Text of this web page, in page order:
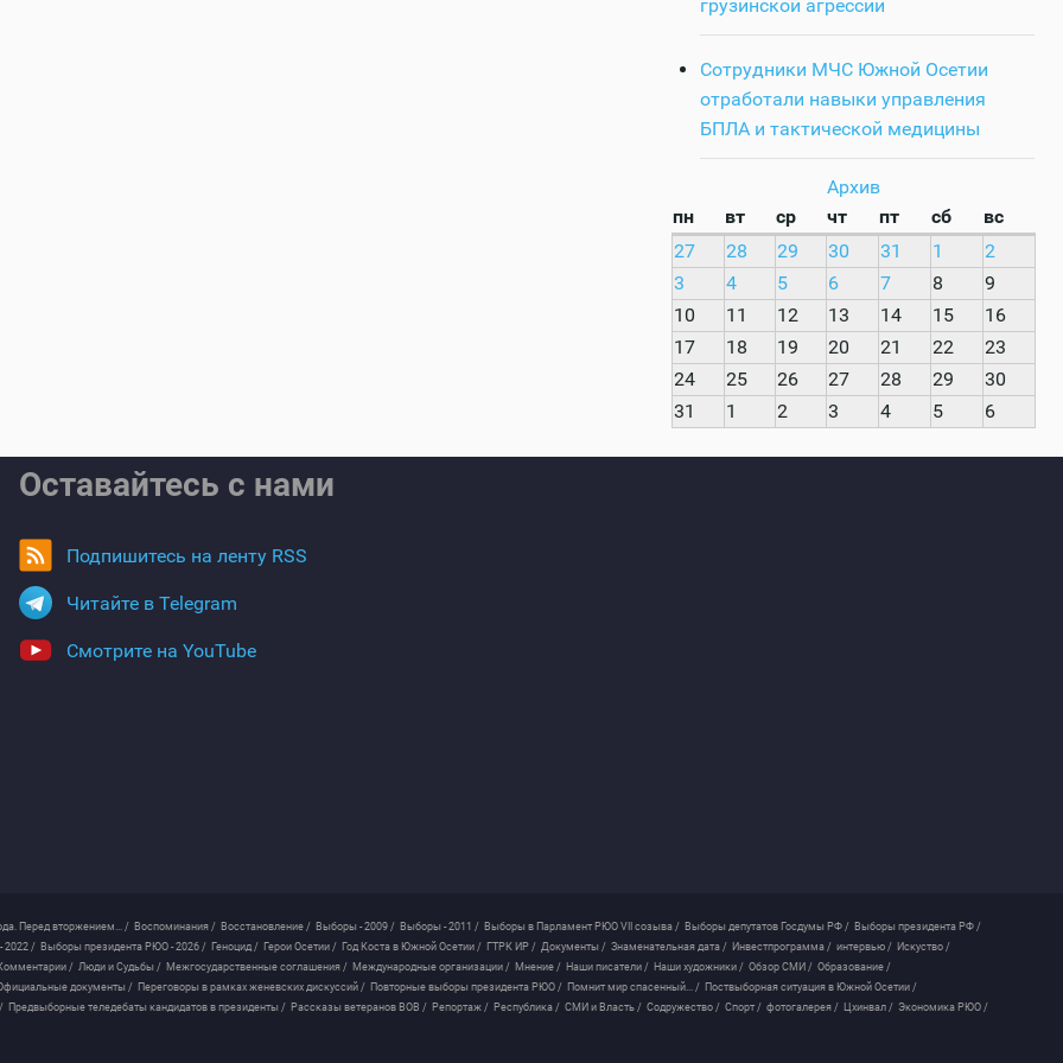
грузинской агрессии
Сотрудники МЧС Южной Осетии
отработали навыки управления
БПЛА и тактической медицины
Архив
пн
вт ср чт пт сб
вс
27
28 29 30 31 1
2
3
4 5 6 7 8
9
10
11 12 13 14 15
16
17
18 19 20 21 22
23
24
25 26 27 28 29
30
31
1 2 3 4 5 6
Оставайтесь с нами
Подпишитесь на ленту RSS
Читайте в Telegram
Смотрите на YouTube
Перед вторжением... / Воспоминания / Восстановление / Выборы - 2009 / Выборы - 2011 / Выборы в Парламент РЮО VII созыва / Выборы депутатов Госдумы РФ / Выборы президента РФ /
2022 / Выборы президента РЮО - 2026 / Геноцид / Герои Осетии / Год Коста в Южной Осетии / ГТРК ИР / Документы / Знаменательная дата / Инвестпрограмма / интервью / Искуство /
/ Люди и Судьбы / Межгосударственные соглашения / Международные организации / Мнение / Наши писатели / Наши художники / Обзор СМИ / Образование /
документы / Переговоры в рамках женевских дискуссий / Повторные выборы президента РЮО / Помнит мир спасенный... / Поствыборная ситуация в Южной Осетии /
Предвыборные теледебаты кандидатов в президенты / Рассказы ветеранов ВОВ / Репортаж / Республика / СМИ и Власть / Содружество / Спорт / фотогалерея / Цхинвал / Экономика РЮО /